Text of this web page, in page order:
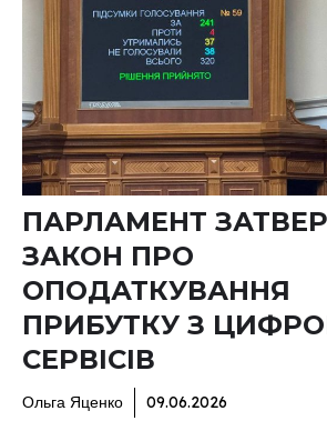
ПАРЛАМЕНТ
ЗАКОН ПРО
ОПОДАТКУВАННЯ
ПРИБУТКУ З
СЕРВІСІВ
Ольга Яценко 09.06.2026